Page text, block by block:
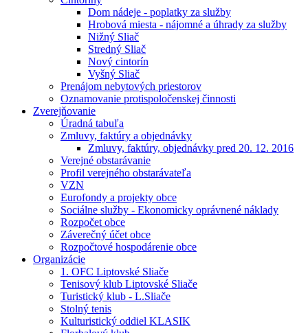
Dom nádeje - poplatky za služby
Hrobová miesta - nájomné a úhrady za služby
Nižný Sliač
Stredný Sliač
Nový cintorín
Vyšný Sliač
Prenájom nebytových priestorov
Oznamovanie protispoločenskej činnosti
Zverejňovanie
Úradná tabuľa
Zmluvy, faktúry a objednávky
Zmluvy, faktúry, objednávky pred 20. 12. 2016
Verejné obstarávanie
Profil verejného obstarávateľa
VZN
Eurofondy a projekty obce
Sociálne služby - Ekonomicky oprávnené náklady
Rozpočet obce
Záverečný účet obce
Rozpočtové hospodárenie obce
Organizácie
1. OFC Liptovské Sliače
Tenisový klub Liptovské Sliače
Turistický klub - L.Sliače
Stolný tenis
Kulturistický oddiel KLASIK